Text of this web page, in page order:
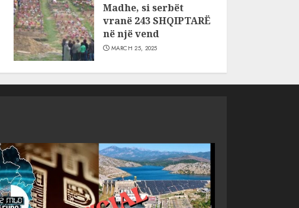
Madhe, si serbët
vranë 243 SHQIPTARË
në një vend
MARCH 25, 2025